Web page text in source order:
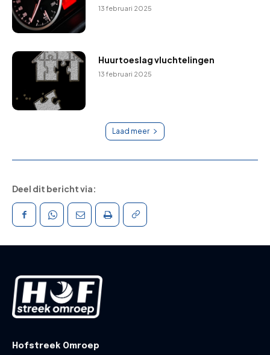
13 februari 2025
Huurtoeslag vluchtelingen
13 februari 2025
Laad meer
Deel dit bericht via:
Hofstreek Omroep